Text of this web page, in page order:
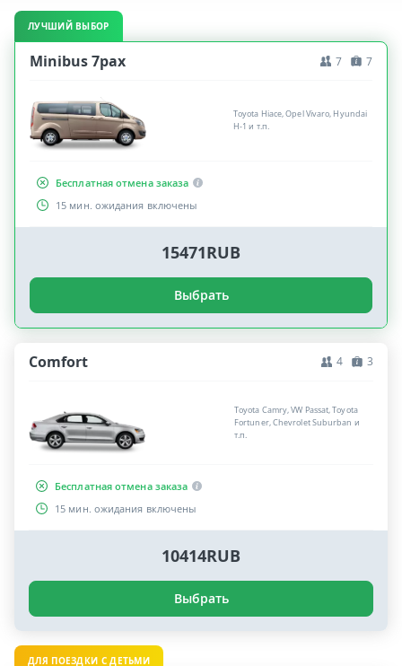
ЛУЧШИЙ ВЫБОР
Minibus 7pax 7 7
Toyota Hiace, Opel Vivaro, Hyundai
H-1 и т.п.
Бесплатная отмена заказа
15 мин. ожидания включены
15471RUB
Выбрать
Comfort 4 3
Toyota Camry, VW Passat, Toyota
Fortuner, Chevrolet Suburban и
т.п.
Бесплатная отмена заказа
15 мин. ожидания включены
10414RUB
Выбрать
ДЛЯ ПОЕЗДКИ С ДЕТЬМИ